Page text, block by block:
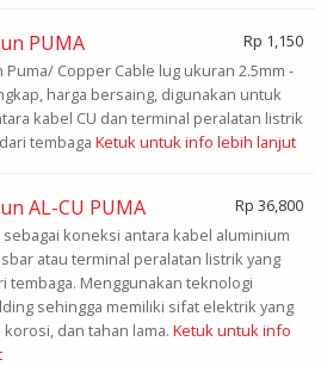
PUMA
Rp 1,150
Puma/ Copper Cable lug ukuran 2.5mm -
harga bersaing, digunakan untuk
kabel CU dan terminal peralatan listrik
tembaga Ketuk untuk info lebih lanjut
AL-CU PUMA
Rp 36,800
sebagai koneksi antara kabel aluminium
atau terminal peralatan listrik yang
tembaga. Menggunakan teknologi
sehingga memiliki sifat elektrik yang
korosi, dan tahan lama. Ketuk untuk info